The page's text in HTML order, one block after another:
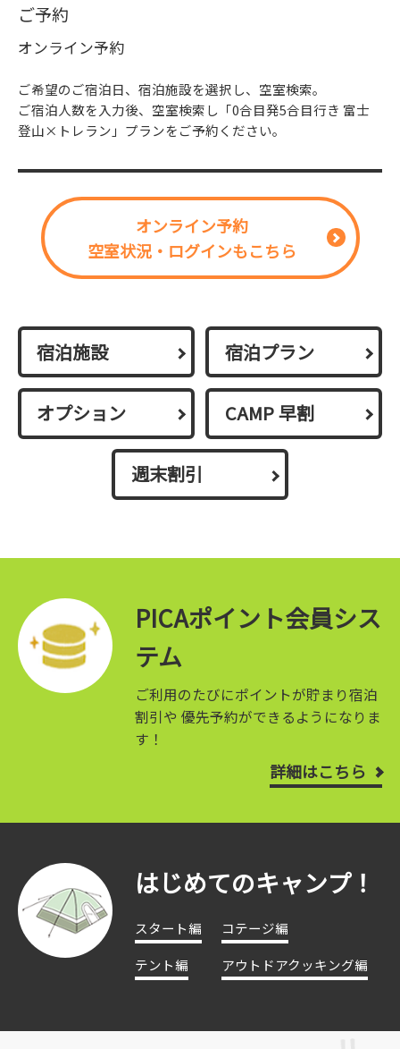
ご予約
オンライン予約
ご希望のご宿泊日、宿泊施設を選択し、空室検索。
ご宿泊人数を入力後、空室検索し「0合目発5合目行き 富士
登山×トレラン」プランをご予約ください。
オンライン予約
空室状況・ログインもこちら
宿泊施設 宿泊プラン
オプション CAMP 早割
週末割引
PICAポイント会員シス
テム
ご利用のたびにポイントが貯まり宿泊
割引や 優先予約ができるようになりま
す！
詳細はこちら
はじめてのキャンプ！
スタート編
コテージ編
テント編
アウトドアクッキング編